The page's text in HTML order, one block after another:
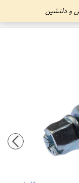
و دلنشین